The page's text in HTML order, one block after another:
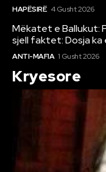
HAPËSIRË 4 Gusht 2026
Mëkatet e Ballukut:
sjell faktet: Dosja
ANTI-MAFIA 1 Gusht 2026
Kryesore